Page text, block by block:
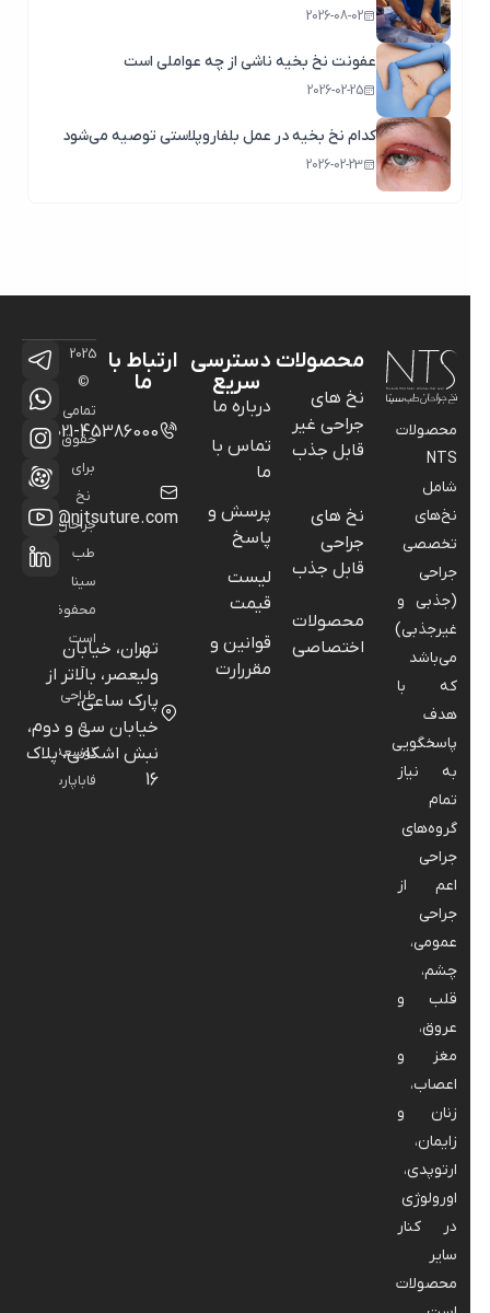
2026-08-02
عفونت نخ بخیه ناشی از چه عواملی است
2026-02-25
کدام نخ بخیه در عمل بلفاروپلاستی توصیه می‌شود
2026-02-23
محصولات
NTS
شامل
نخ‌های
تخصصی
جراحی
(جذبی و
غیرجذبی)
می‌باشد
که با
هدف
پاسخگویی
به نیاز
تمام
گروه‌های
جراحی
اعم از
جراحی
عمومی،
چشم،
قلب و
عروق،
مغز و
اعصاب،
زنان و
زایمان،
ارتوپدی،
اورولوژی
در کنار
سایر
محصولات
محصولات
نخ های
جراحی غیر
قابل جذب
نخ های
جراحی
قابل جذب
محصولات
اختصاصی
دسترسی
سریع
درباره ما
تماس با
پرسش و
پاسخ
لیست
قیمت
قوانین و
مقررارت
ارتباط با
021-45386000
info@njtsuture.com
تهران، خیابان
ولیعصر، بالاتر از
پارک ساعی،
خیابان سی و دوم،
نبش اشکانی، پلاک
2025
تمامی
حقوق
برای
جراحان
طب
سینا
محفوظ
است
طراحی
و
توسعه:
فاباپارس